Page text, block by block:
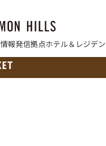
情報発信拠点ホテル＆レジデ